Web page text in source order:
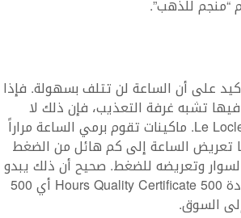
على أن الساعة لن تتلف بسهولة. فإذا
تشبه غرفة التعذيب، فإن ذلك لا
يُعتبَر شيئاً مهماً أمام كمية الآلات الموجودة في مختبر الدار في Le Locle. ماكينات تقوم برمي الساعة مراراً
تعريض الساعة إلى كم هائل من الضغط
وتعريضه للضغط. صحيح أن ذلك يبدو
قسٍ وخالٍ من الرحمة، إلا أنه مطلوب لأي ساعة تريد أن تحمل شهادة 500 Hours Quality Certificate أي 500
السوق.